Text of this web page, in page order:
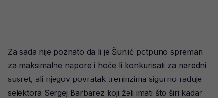
Za sada nije poznato da li je Šunjić potpuno spreman
za maksimalne napore i hoće li konkurisati za naredni
susret, ali njegov povratak treninzima sigurno raduje
selektora Sergej Barbarez koji želi imati što širi kadar